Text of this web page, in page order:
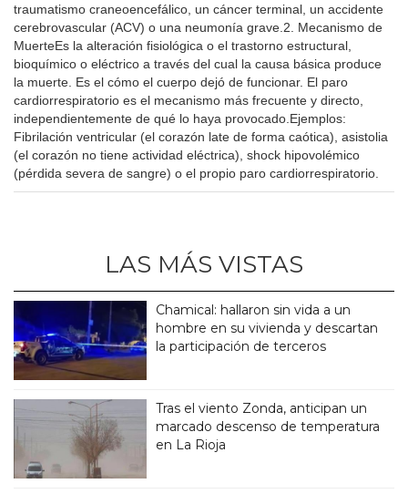
traumatismo craneoencefálico, un cáncer terminal, un accidente
cerebrovascular (ACV) o una neumonía grave.2. Mecanismo de
MuerteEs la alteración fisiológica o el trastorno estructural,
bioquímico o eléctrico a través del cual la causa básica produce
la muerte. Es el cómo el cuerpo dejó de funcionar. El paro
cardiorrespiratorio es el mecanismo más frecuente y directo,
independientemente de qué lo haya provocado.Ejemplos:
Fibrilación ventricular (el corazón late de forma caótica), asistolia
(el corazón no tiene actividad eléctrica), shock hipovolémico
(pérdida severa de sangre) o el propio paro cardiorrespiratorio.
LAS MÁS VISTAS
Chamical: hallaron sin vida a un
hombre en su vivienda y descartan
la participación de terceros
Tras el viento Zonda, anticipan un
marcado descenso de temperatura
en La Rioja